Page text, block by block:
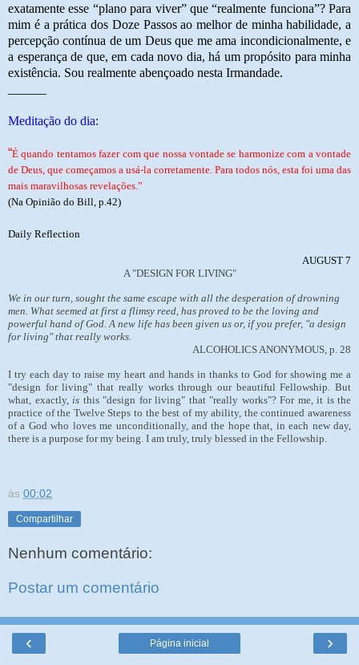
exatamente esse “plano para viver” que “realmente funciona”? Para
mim é a prática dos Doze Passos ao melhor de minha habilidade, a
percepção contínua de um Deus que me ama incondicionalmente, e
a esperança de que, em cada novo dia, há um propósito para minha
existência. Sou realmente abençoado nesta Irmandade.
Meditação do dia:
“É quando tentamos fazer com que nossa vontade se harmonize com a vontade
de Deus, que começamos a usá-la corretamente. Para todos nós, esta foi uma das
mais maravilhosas revelações.”
(Na Opinião do Bill, p.42)
Daily Reflection
AUGUST 7
A "DESIGN FOR LIVING"
We in our turn, sought the same escape with all the desperation of drowning
men. What seemed at first a flimsy reed, has proved to be the loving and
powerful hand of God. A new life has been given us or, if you prefer, "a design
for living" that really works.
ALCOHOLICS ANONYMOUS, p. 28
I try each day to raise my heart and hands in thanks to God for showing me a
"design for living" that really works through our beautiful Fellowship. But
what, exactly, is this "design for living" that "really works"? For me, it is the
practice of the Twelve Steps to the best of my ability, the continued awareness
of a God who loves me unconditionally, and the hope that, in each new day,
there is a purpose for my being. I am truly, truly blessed in the Fellowship.
às 00:02
Compartilhar
Nenhum comentário:
Postar um comentário
‹ ›
Página inicial